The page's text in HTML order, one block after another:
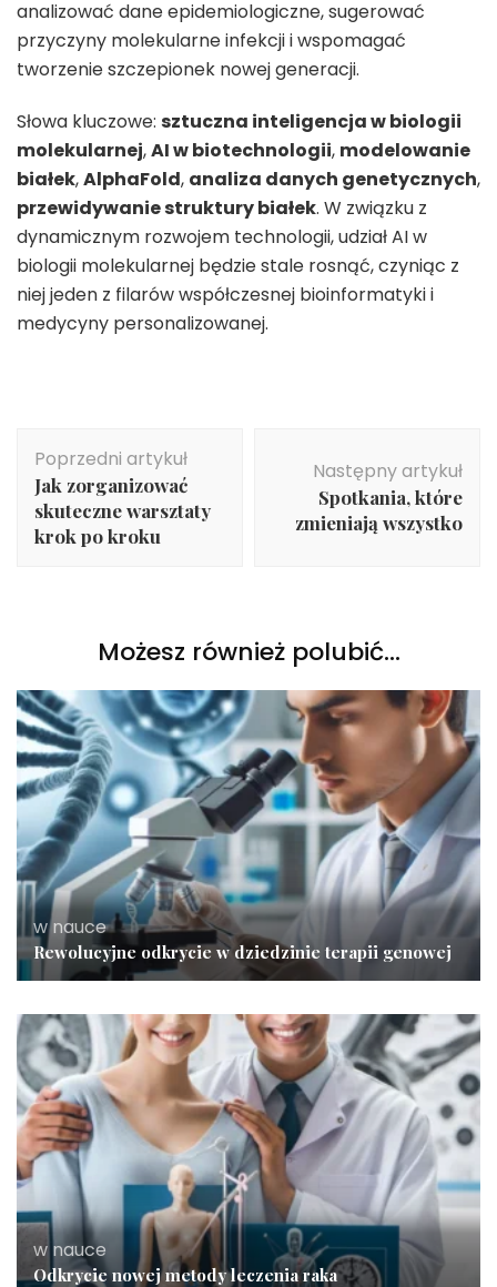
analizować dane epidemiologiczne, sugerować
przyczyny molekularne infekcji i wspomagać
tworzenie szczepionek nowej generacji.
Słowa kluczowe: sztuczna inteligencja w biologii
molekularnej,AI w biotechnologii, modelowanie
białek,AlphaFold, analiza danych genetycznych,
przewidywanie struktury białek. W związku z
dynamicznym rozwojem technologii, udział AI w
biologii molekularnej będzie stale rosnąć, czyniąc z
niej jeden z filarów współczesnej bioinformatyki i
medycyny personalizowanej.
wpisu
Poprzedni artykuł
Jak zorganizować
skuteczne warsztaty
krok po kroku
Następny artykuł
Spotkania, które
zmieniają wszystko
Możesz również polubić…
w nauce
Rewolucyjne odkrycie w dziedzinie terapii genowej
w nauce
Odkrycie nowej metody leczenia raka